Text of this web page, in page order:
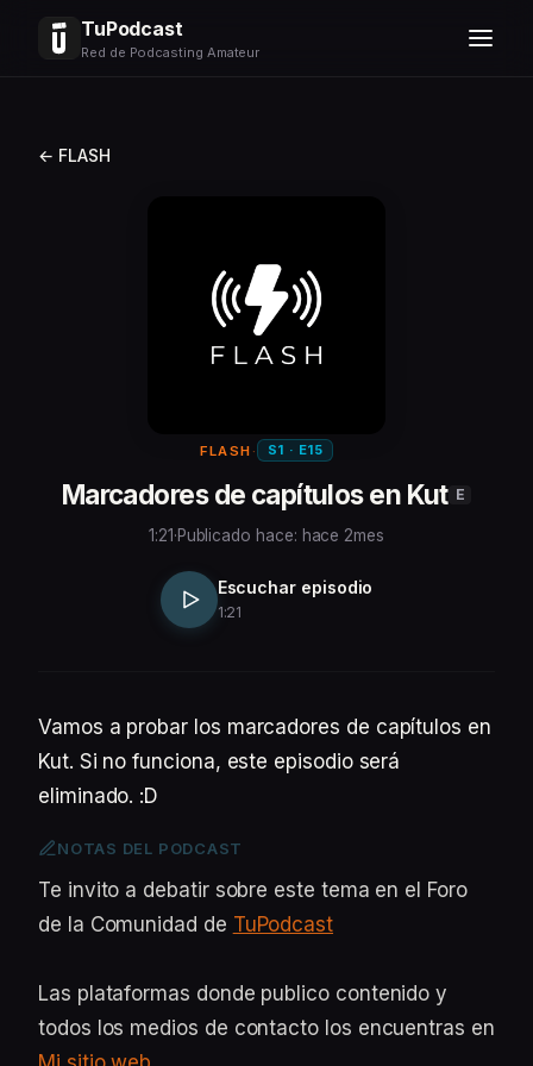
TuPodcast
Red de Podcasting Amateur
← FLASH
FLASH · S1 · E15
Marcadores de capítulos en Kut E
1:21·Publicado hace: hace 2mes
Escuchar episodio
1:21
Vamos a probar los marcadores de capítulos en
Kut. Si no funciona, este episodio será
eliminado. :D
NOTAS DEL PODCAST
Te invito a debatir sobre este tema en el Foro
de la Comunidad de TuPodcast
Las plataformas donde publico contenido y
todos los medios de contacto los encuentras en